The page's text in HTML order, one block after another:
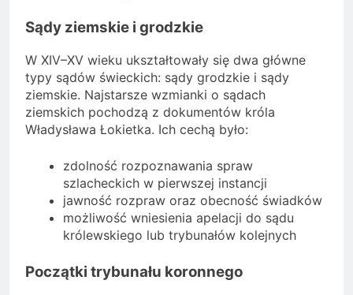
Sądy ziemskie i grodzkie
W XIV–XV wieku ukształtowały się dwa główne
typy sądów świeckich: sądy grodzkie i sądy
ziemskie. Najstarsze wzmianki o sądach
ziemskich pochodzą z dokumentów króla
Władysława Łokietka. Ich cechą było:
zdolność rozpoznawania spraw
szlacheckich w pierwszej instancji
jawność rozpraw oraz obecność świadków
możliwość wniesienia apelacji do sądu
królewskiego lub trybunałów kolejnych
Początki trybunału koronnego